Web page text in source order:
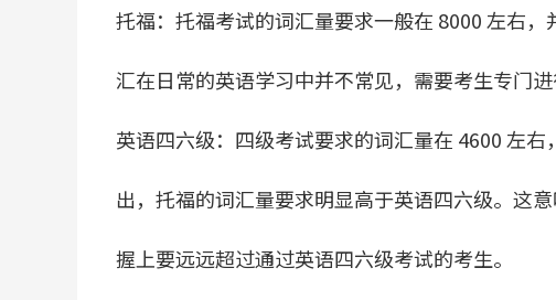
托福：托福考试的词汇量要求一般在 8000 左右
汇在日常的英语学习中并不常见，需要考生专门进
英语四六级：四级考试要求的词汇量在 4600 左
出，托福的词汇量要求明显高于英语四六级。这
握上要远远超过通过英语四六级考试的考生。